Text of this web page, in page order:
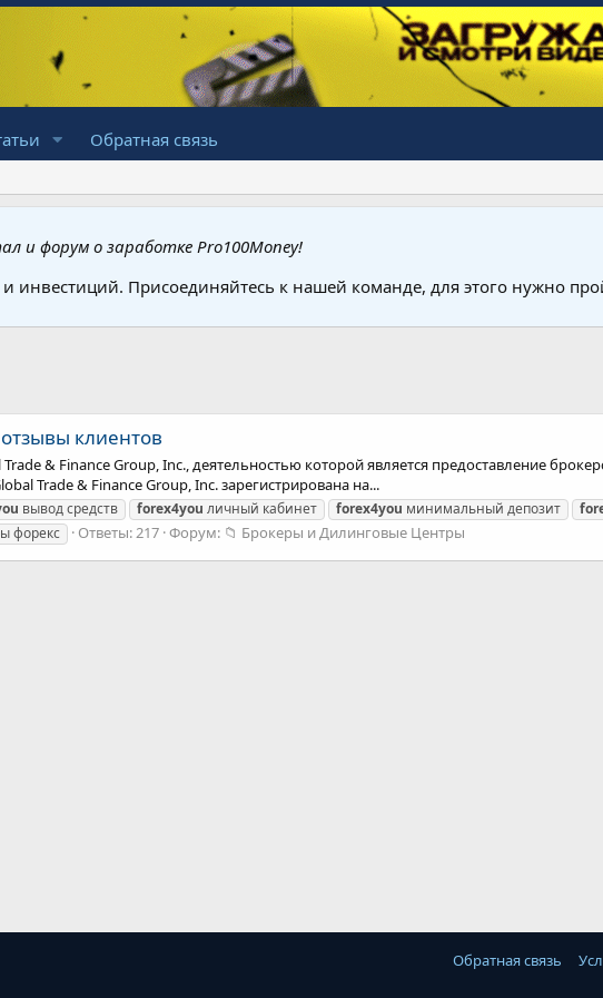
Обратная связь
и форум о заработке Pro100Money!
инвестиций. Присоединяйтесь к нашей команде, для этого нужно
клиентов
& Finance Group, Inc., деятельностью которой является предоставление
Trade & Finance Group, Inc. зарегистрирована на...
вывод средств forex4you личный кабинет forex4you минимальный депозит
форекс Ответы: 217 Форум: 📁 Брокеры и Дилинговые Центры
Обратная связь